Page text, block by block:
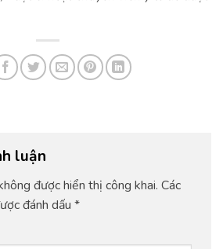
luận
được hiển thị công khai. Các
đánh dấu *